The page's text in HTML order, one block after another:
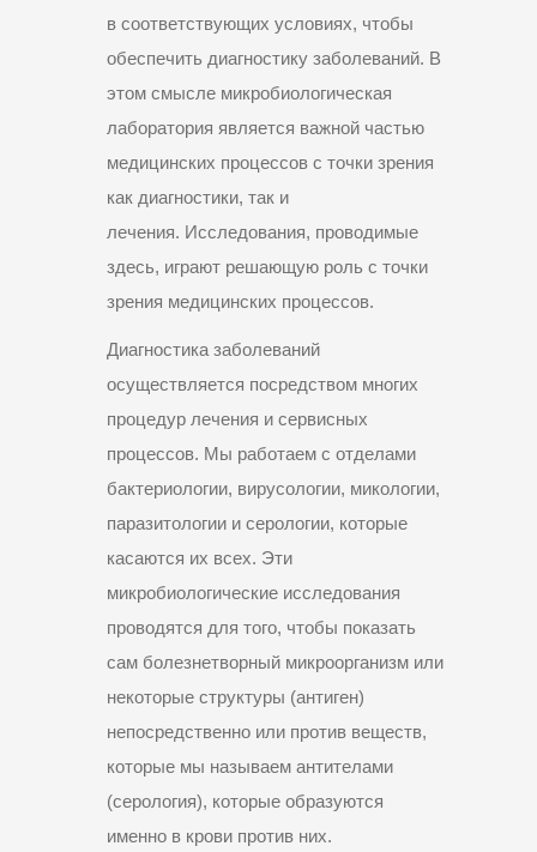
в соответствующих условиях, чтобы
обеспечить диагностику заболеваний. В
этом смысле микробиологическая
лаборатория является важной частью
медицинских процессов с точки зрения
как диагностики, так и
лечения. Исследования, проводимые
здесь, играют решающую роль с точки
зрения медицинских процессов.
Диагностика заболеваний
осуществляется посредством многих
процедур лечения и сервисных
процессов. Мы работаем с отделами
бактериологии, вирусологии, микологии,
паразитологии и серологии, которые
касаются их всех. Эти
микробиологические исследования
проводятся для того, чтобы показать
сам болезнетворный микроорганизм или
некоторые структуры (антиген)
непосредственно или против веществ,
которые мы называем антителами
(серология), которые образуются
именно в крови против них.